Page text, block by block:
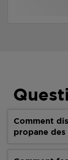
Comment
propane